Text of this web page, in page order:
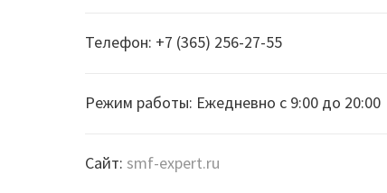
Телефон: +7 (365) 256-27-55
Режим работы: Ежедневно с 9:00 до 20:00
Сайт:smf-expert.ru